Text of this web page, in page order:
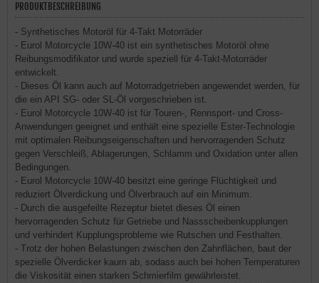
PRODUKTBESCHREIBUNG
- Synthetisches Motoröl für 4-Takt Motorräder
- Eurol Motorcycle 10W-40 ist ein synthetisches Motoröl ohne
Reibungsmodifikator und wurde speziell für 4-Takt-Motorräder
entwickelt.
- Dieses Öl kann auch auf Motorradgetrieben angewendet werden, für
die ein API SG- oder SL-Öl vorgeschrieben ist.
- Eurol Motorcycle 10W-40 ist für Touren-, Rennsport- und Cross-
Anwendungen geeignet und enthält eine spezielle Ester-Technologie
mit optimalen Reibungseigenschaften und hervorragenden Schutz
gegen Verschleiß, Ablagerungen, Schlamm und Oxidation unter allen
Bedingungen.
- Eurol Motorcycle 10W-40 besitzt eine geringe Flüchtigkeit und
reduziert Ölverdickung und Ölverbrauch auf ein Minimum.
- Durch die ausgefeilte Rezeptur bietet dieses Öl einen
hervorragenden Schutz für Getriebe und Nassscheibenkupplungen
und verhindert Kupplungsprobleme wie Rutschen und Festhalten.
- Trotz der hohen Belastungen zwischen den Zahnflächen, baut der
spezielle Ölverdicker kaum ab, sodass auch bei hohen Temperaturen
die Viskosität einen starken Schmierfilm gewährleistet.